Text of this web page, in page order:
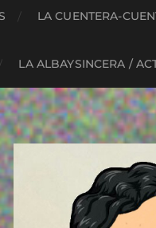
LA CUENTERA-
LA ALBAYSINCERA /